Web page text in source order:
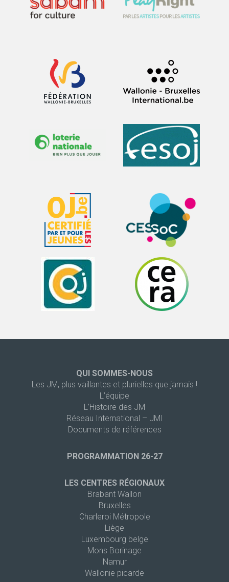
QUI SOMMES-NOUS
Les JM, plus vaillantes et plurielles que jamais !
L’équipe
L’Histoire des JM
Réseau International – JMI
Documents de références
PROGRAMMATION 26-27
LES CENTRES RÉGIONAUX
Brabant Wallon
Bruxelles
Charleroi Métropole
Liège
Luxembourg belge
Mons Borinage
Namur
Wallonie picarde